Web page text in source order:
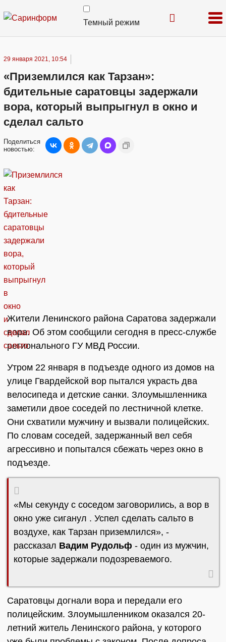
Темный режим
29 января 2021, 10:54
«Приземлился как Тарзан»:
бдительные саратовцы задержали
вора, который выпрыгнул в окно и
сделал сальто
Поделиться
новостью:
Жители Ленинского района Саратова задержали
вора. Об этом сообщили сегодня в пресс-службе
регионального ГУ МВД России.
Утром 22 января в подъезде одного из домов на
улице Гвардейской вор пытался украсть два
велосипеда и детские санки. Злоумышленника
заметили двое соседей по лестничной клетке.
Они схватили мужчину и вызвали полицейских.
По словам соседей, задержанный вел себя
агрессивно и попытался сбежать через окно в
подъезде.
«Мы секунду с соседом заговорились, а вор в
окно уже сиганул . Успел сделать сальто в
воздухе, как Тарзан приземлился», -
рассказал Вадим Рудольф - один из мужчин,
которые задержали подозреваемого.
Саратовцы догнали вора и передали его
полицейским. Злоумышленником оказался 20-
летний житель Ленинского района, у которого